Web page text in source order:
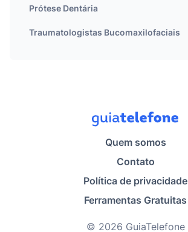
Prótese Dentária
Traumatologistas Bucomaxilofaciais
Quem somos
Contato
Política de privacidade
Ferramentas Gratuitas
© 2026 GuiaTelefone